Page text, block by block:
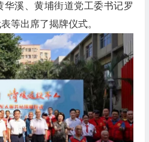
溪、黄埔街道党工委书记罗
等出席了揭牌仪式。